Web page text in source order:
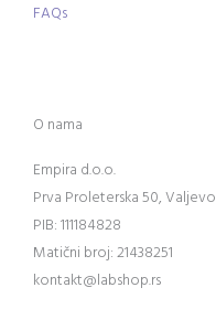
FAQs
O nama
Empira d.o.o.
Prva Proleterska 50, Valjevo
PIB: 111184828
Matični broj: 21438251
kontakt@labshop.rs